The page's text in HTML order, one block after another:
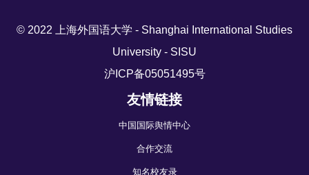
© 2022 上海外国语大学 - Shanghai International Studies
University - SISU
沪ICP备05051495号
友情链接
中国国际舆情中心
合作交流
知名校友录